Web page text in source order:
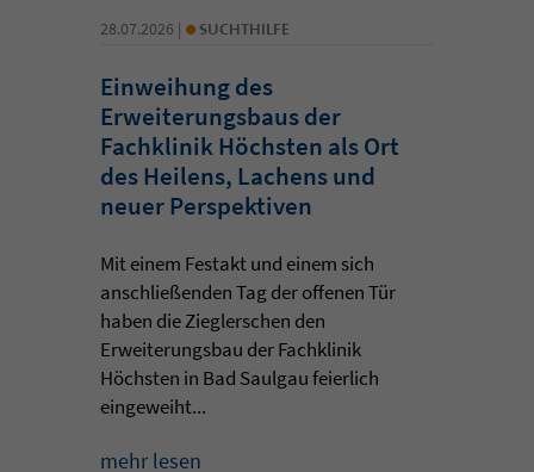
28.07.2026 | • SUCHTHILFE
Einweihung des
Erweiterungsbaus der
Fachklinik Höchsten als Ort
des Heilens, Lachens und
neuer Perspektiven
Mit einem Festakt und einem sich
anschließenden Tag der offenen Tür
haben die Zieglerschen den
Erweiterungsbau der Fachklinik
Höchsten in Bad Saulgau feierlich
eingeweiht...
mehr lesen